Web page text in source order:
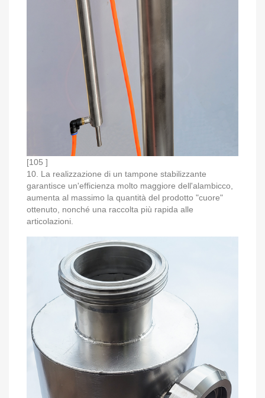
[105 ]
10. La realizzazione di un tampone stabilizzante
garantisce un'efficienza molto maggiore dell'alambicco,
aumenta al massimo la quantità del prodotto "cuore"
ottenuto, nonché una raccolta più rapida alle
articolazioni.